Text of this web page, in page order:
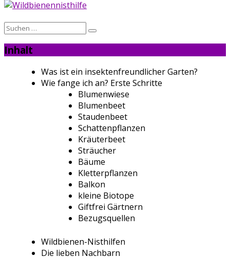
Suche
Inhalt
Was ist ein insektenfreundlicher Garten?
Wie fange ich an? Erste Schritte
Blumenwiese
Blumenbeet
Staudenbeet
Schattenpflanzen
Kräuterbeet
Sträucher
Bäume
Kletterpflanzen
Balkon
kleine Biotope
Giftfrei Gärtnern
Bezugsquellen
Wildbienen-Nisthilfen
Die lieben Nachbarn